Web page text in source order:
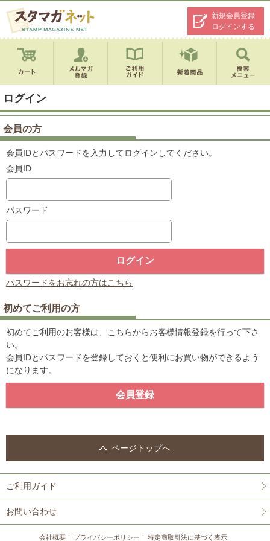
新規会員登録
ログインする
ログイン
会員の方
会員IDとパスワードを入力してログインしてください。
会員ID
パスワード
パスワードをお忘れの方はこちら
初めてご利用の方
初めてご利用のお客様は、こちらからお客様情報登録を行って下さ
い。
会員IDとパスワードを登録しておくと便利にお買い物ができるよう
になります。
ページトップへ
ご利用ガイド
お問い合わせ
会社概要 プライバシーポリシー 特定商取引法に基づく表示